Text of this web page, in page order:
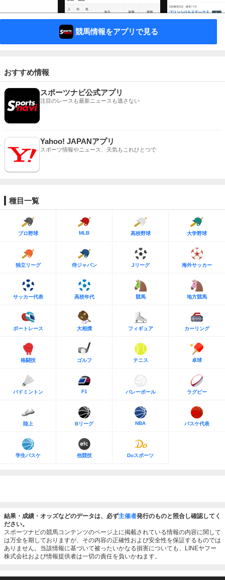
競馬情報をアプリで見る
おすすめ情報
スポーツナビ公式アプリ
注目のレースも最新ニュースも逃さない
Yahoo! JAPANアプリ
スポーツ情報やニュース、天気もこれひとつで
種目一覧
プロ野球 MLB 高校野球 大学野球
独立リーグ 侍ジャパン Jリーグ 海外サッカー
サッカー代表 高校年代 競馬 地方競馬
ボートレース 大相撲 フィギュア カーリング
格闘技 ゴルフ テニス 卓球
バドミントン F1 バレーボール ラグビー
陸上 Bリーグ NBA バスケ代表
学生バスケ 他競技 Doスポーツ
結果・成績・オッズなどのデータは、必ず主催者発行のものと照合し確認してく
ださい。
スポーツナビの競馬コンテンツのページ上に掲載されている情報の内容に関して
は万全を期しておりますが、その内容の正確性および安全性を保証するものでは
ありません。当該情報に基づいて被ったいかなる損害についても、LINEヤフー
株式会社および情報提供者は一切の責任を負いかねます。